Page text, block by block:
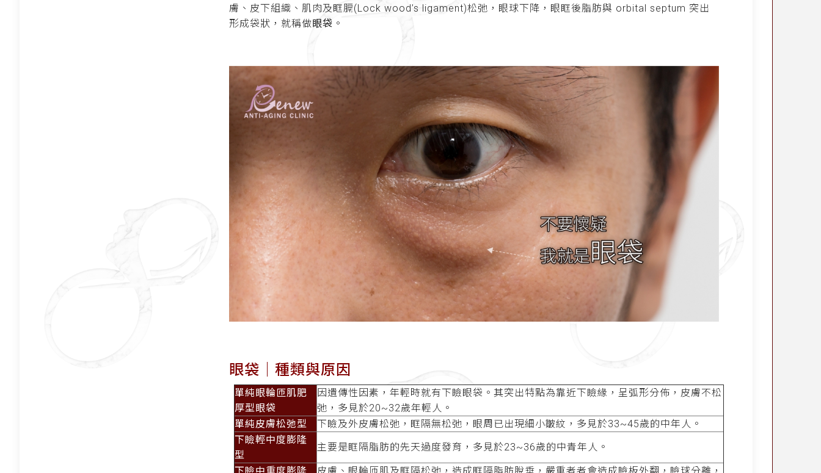
膚、皮下組織、肌肉及眶膈(Lock wood’s ligament)松弛，眼球下降，眼眶後脂肪與 orbital septum 突出
形成袋狀，就稱做眼袋 。
眼袋│種類與原因
單純眼輪匝肌肥
厚型眼袋
因遺傳性因素，年輕時就有下瞼眼袋。其突出特點為靠近下瞼緣，呈弧形分佈，皮膚不松
弛，多見於20~32歲年輕人。
單純皮膚松弛型
下瞼及外皮膚松弛，眶隔無松弛，眼周已出現細小皺紋，多見於33~45歲的中年人。
下瞼輕中度膨隆
型
主要是眶隔脂肪的先天過度發育，多見於23~36歲的中青年人。
下瞼中重度膨隆 皮膚、眼輪匝肌及眶隔松弛，造成眶隔脂肪脫垂，嚴重者者會造成瞼板外翻，瞼球分離，